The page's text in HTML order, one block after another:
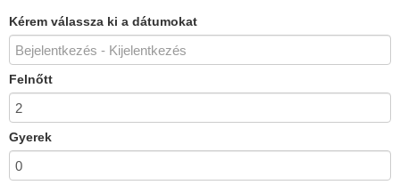
Kérem válassza ki a dátumokat
Felnőtt
Gyerek